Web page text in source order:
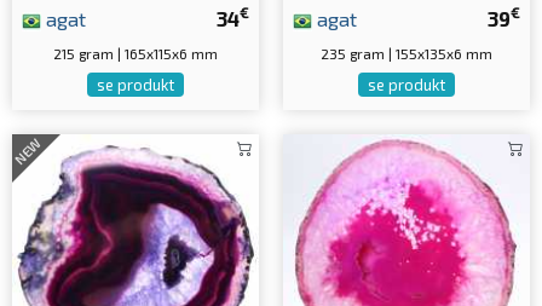
34€
agat
215 gram | 165x115x6 mm
se produkt
39€
agat
235 gram | 155x135x6 mm
se produkt
NEW